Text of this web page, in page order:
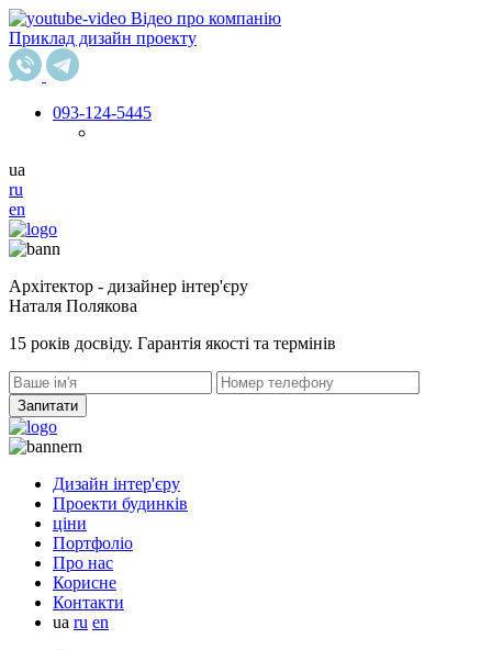
Відео про компанію
Приклад дизайн проекту
093-124-5445
ua
ru
en
Архітектор - дизайнер інтер'єру
Наталя Полякова
15 років досвіду. Гарантія якості та термінів
Запитати
Дизайн інтер'єру
Проекти будинків
ціни
Портфоліо
Про нас
Корисне
Контакти
ua ru en